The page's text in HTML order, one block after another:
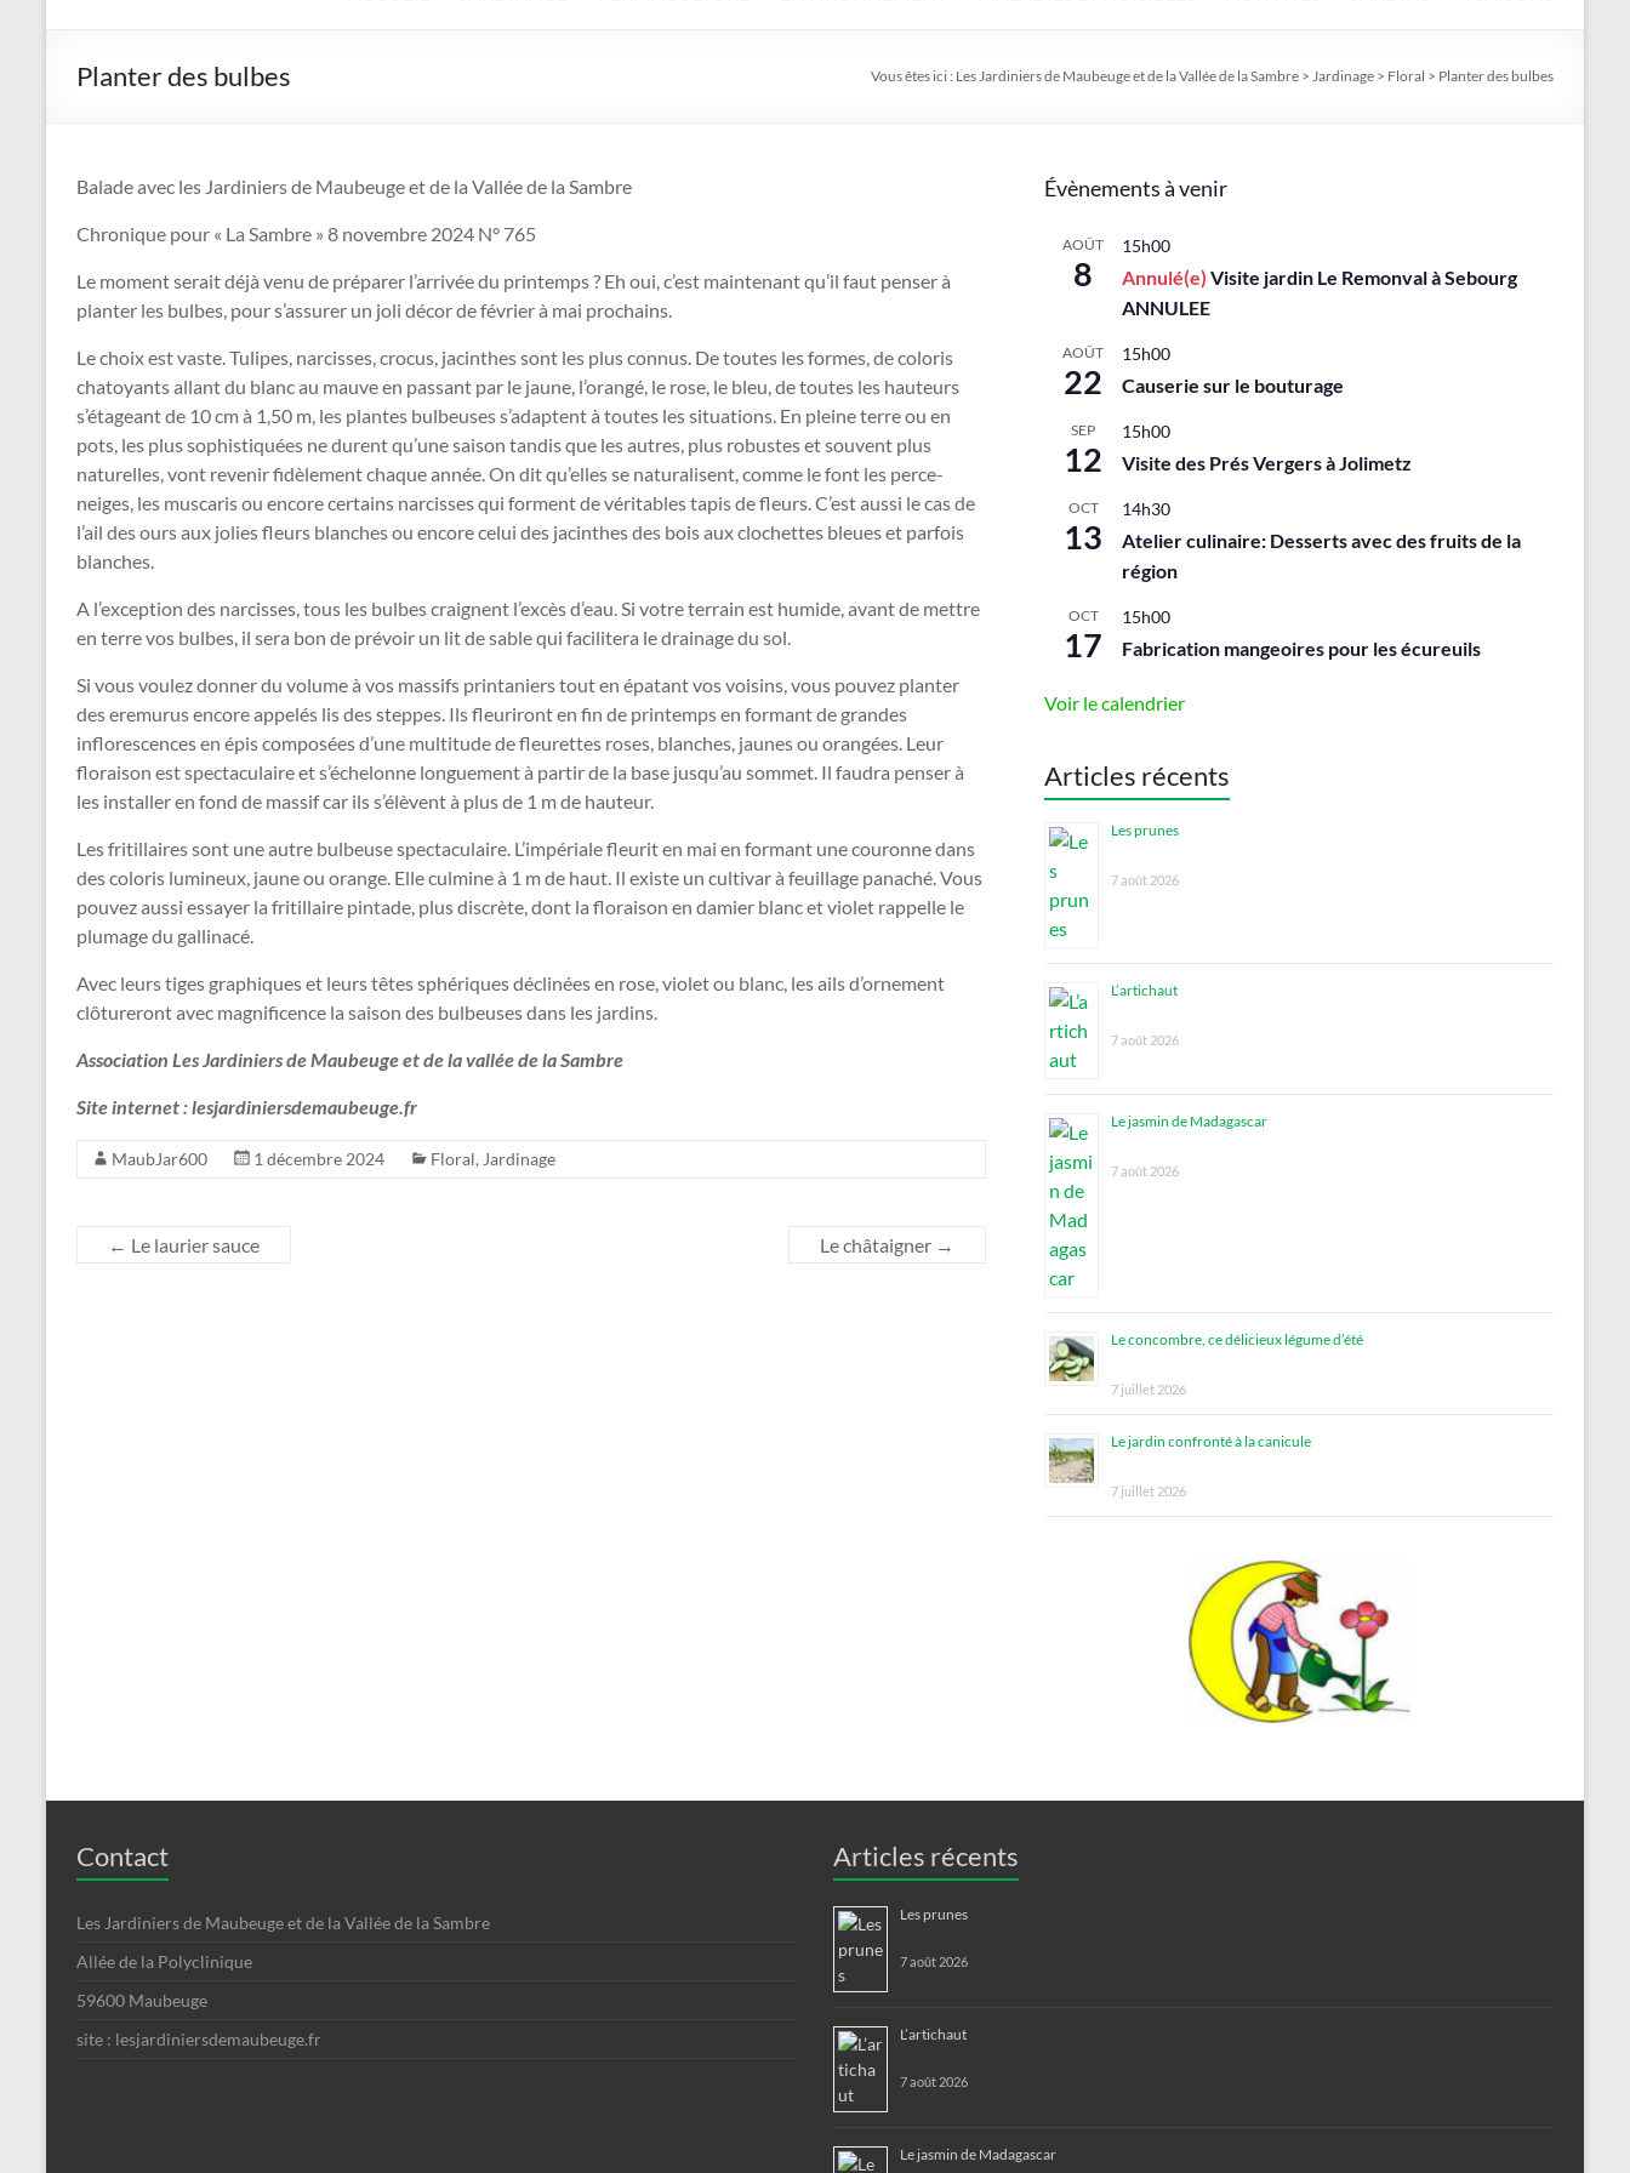
de
et
de
la
Vallée
de
la
Sambre
Le
jardin
dans
tous
ses
états
Planter des bulbes Vous êtes ici : Les Jardiniers de Maubeuge et de la Vallée de la Sambre > Jardinage > Floral > Planter des bulbes
Balade avec les Jardiniers de Maubeuge et de la Vallée de la Sambre
Chronique pour « La Sambre » 8 novembre 2024 N° 765
Le moment serait déjà venu de préparer l’arrivée du printemps ? Eh oui, c’est maintenant qu’il faut penser à
planter les bulbes, pour s’assurer un joli décor de février à mai prochains.
Le choix est vaste. Tulipes, narcisses, crocus, jacinthes sont les plus connus. De toutes les formes, de coloris
chatoyants allant du blanc au mauve en passant par le jaune, l’orangé, le rose, le bleu, de toutes les hauteurs
s’étageant de 10 cm à 1,50 m, les plantes bulbeuses s’adaptent à toutes les situations. En pleine terre ou en
pots, les plus sophistiquées ne durent qu’une saison tandis que les autres, plus robustes et souvent plus
naturelles, vont revenir fidèlement chaque année. On dit qu’elles se naturalisent, comme le font les perce-
neiges, les muscaris ou encore certains narcisses qui forment de véritables tapis de fleurs. C’est aussi le cas de
l’ail des ours aux jolies fleurs blanches ou encore celui des jacinthes des bois aux clochettes bleues et parfois
blanches.
A l’exception des narcisses, tous les bulbes craignent l’excès d’eau. Si votre terrain est humide, avant de mettre
en terre vos bulbes, il sera bon de prévoir un lit de sable qui facilitera le drainage du sol.
Si vous voulez donner du volume à vos massifs printaniers tout en épatant vos voisins, vous pouvez planter
des eremurus encore appelés lis des steppes. Ils fleuriront en fin de printemps en formant de grandes
inflorescences en épis composées d’une multitude de fleurettes roses, blanches, jaunes ou orangées. Leur
floraison est spectaculaire et s’échelonne longuement à partir de la base jusqu’au sommet. Il faudra penser à
les installer en fond de massif car ils s’élèvent à plus de 1 m de hauteur.
Les fritillaires sont une autre bulbeuse spectaculaire. L’impériale fleurit en mai en formant une couronne dans
des coloris lumineux, jaune ou orange. Elle culmine à 1 m de haut. Il existe un cultivar à feuillage panaché. Vous
pouvez aussi essayer la fritillaire pintade, plus discrète, dont la floraison en damier blanc et violet rappelle le
plumage du gallinacé.
Avec leurs tiges graphiques et leurs têtes sphériques déclinées en rose, violet ou blanc, les ails d’ornement
clôtureront avec magnificence la saison des bulbeuses dans les jardins.
Association Les Jardiniers de Maubeuge et de la vallée de la Sambre
Site internet : lesjardiniersdemaubeuge.fr
MaubJar600 1 décembre 2024 Floral, Jardinage
← Le laurier sauce Le châtaigner →
Évènements à venir
AOÛT
8
15h00
Annulé(e) Visite jardin Le Remonval à Sebourg
ANNULEE
AOÛT
22
15h00
Causerie sur le bouturage
SEP
12
15h00
Visite des Prés Vergers à Jolimetz
OCT
13
14h30
Atelier culinaire: Desserts avec des fruits de la
région
OCT
17
15h00
Fabrication mangeoires pour les écureuils
Voir le calendrier
Articles récents
Les prunes
7 août 2026
L’artichaut
7 août 2026
Le jasmin de Madagascar
7 août 2026
Le concombre, ce délicieux légume d’été
7 juillet 2026
Le jardin confronté à la canicule
7 juillet 2026
Contact
Les Jardiniers de Maubeuge et de la Vallée de la Sambre
Allée de la Polyclinique
59600 Maubeuge
site : lesjardiniersdemaubeuge.fr
Articles récents
Les prunes
7 août 2026
L’artichaut
7 août 2026
Le jasmin de Madagascar